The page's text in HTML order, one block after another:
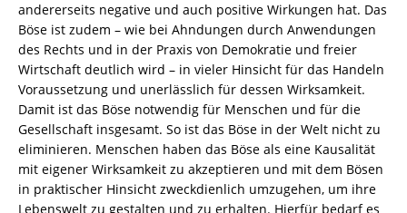
andererseits negative und auch positive Wirkungen hat. Das
Böse ist zudem – wie bei Ahndungen durch Anwendungen
des Rechts und in der Praxis von Demokratie und freier
Wirtschaft deutlich wird – in vieler Hinsicht für das Handeln
Voraussetzung und unerlässlich für dessen Wirksamkeit.
Damit ist das Böse notwendig für Menschen und für die
Gesellschaft insgesamt. So ist das Böse in der Welt nicht zu
eliminieren. Menschen haben das Böse als eine Kausalität
mit eigener Wirksamkeit zu akzeptieren und mit dem Bösen
in praktischer Hinsicht zweckdienlich umzugehen, um ihre
Lebenswelt zu gestalten und zu erhalten. Hierfür bedarf es